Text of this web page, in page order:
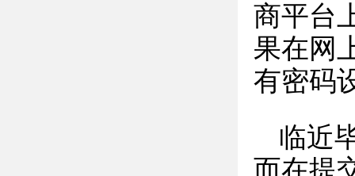
商平台
果在网
有密码
临近
而在提